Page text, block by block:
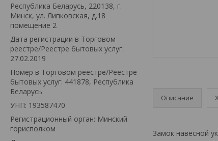
Республика Беларусь, 220138, г.
Минск, ул. Липковская, д.18
помещение 2
Дата регистрации в Торговом
реестре/Реестре бытовых услуг:
27.02.2019
Номер в Торговом реестре/Реестре
бытовых услуг: 441878, Республика
Беларусь
УНП: 193587470
Регистрационный орган: Минский
горисполком
Описание
Замок навесной